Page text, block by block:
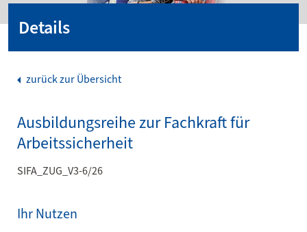
Details
zurück zur Übersicht
Ausbildungsreihe zur Fachkraft für
Arbeitssicherheit
SIFA_ZUG_V3-6/26
Ihr Nutzen